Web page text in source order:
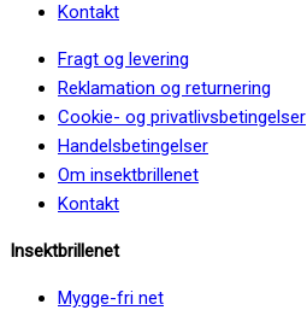
Kontakt
Fragt og levering
Reklamation og returnering
Cookie- og privatlivsbetingelser
Handelsbetingelser
Om insektbrillenet
Kontakt
Insektbrillenet
Mygge-fri net